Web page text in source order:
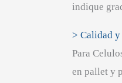
indique
> Calidad
Para
en pallet y